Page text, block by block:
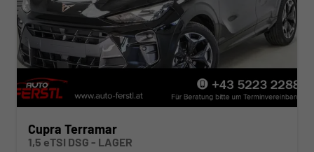
Cupra Terramar
1,5 eTSI DSG - LAGER